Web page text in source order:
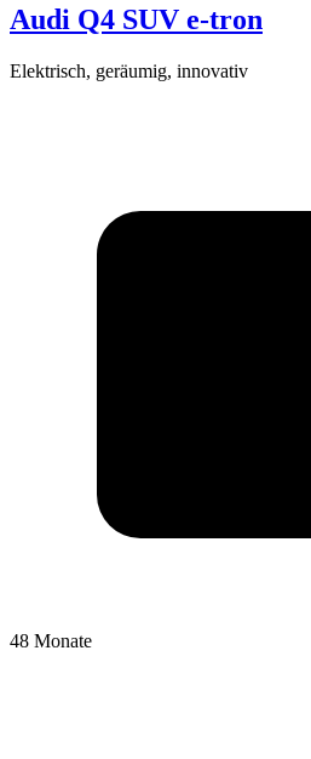
Audi Q4 SUV e-tron
Elektrisch, geräumig, innovativ
48 Monate